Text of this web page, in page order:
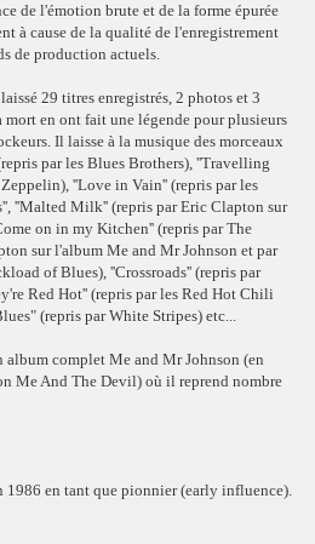
de l'émotion brute et de la forme épurée
à cause de la qualité de l'enregistrement
de production actuels.
29 titres enregistrés, 2 photos et 3
mort en ont fait une légende pour plusieurs
Il laisse à la musique des morceaux
par les Blues Brothers), ''Travelling
''Love in Vain'' (repris par les
''Malted Milk'' (repris par Eric Clapton sur
on in my Kitchen'' (repris par The
sur l'album Me and Mr Johnson et par
of Blues), ''Crossroads'' (repris par
Red Hot'' (repris par les Red Hot Chili
(repris par White Stripes) etc...
complet Me and Mr Johnson (en
Me And The Devil) où il reprend nombre
1986 en tant que pionnier (early influence).